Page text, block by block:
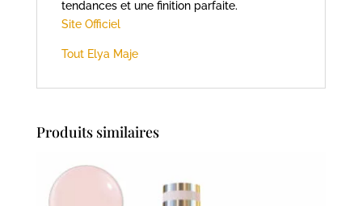
tendances et une finition parfaite.
Site Officiel
Tout Elya Maje
Produits similaires